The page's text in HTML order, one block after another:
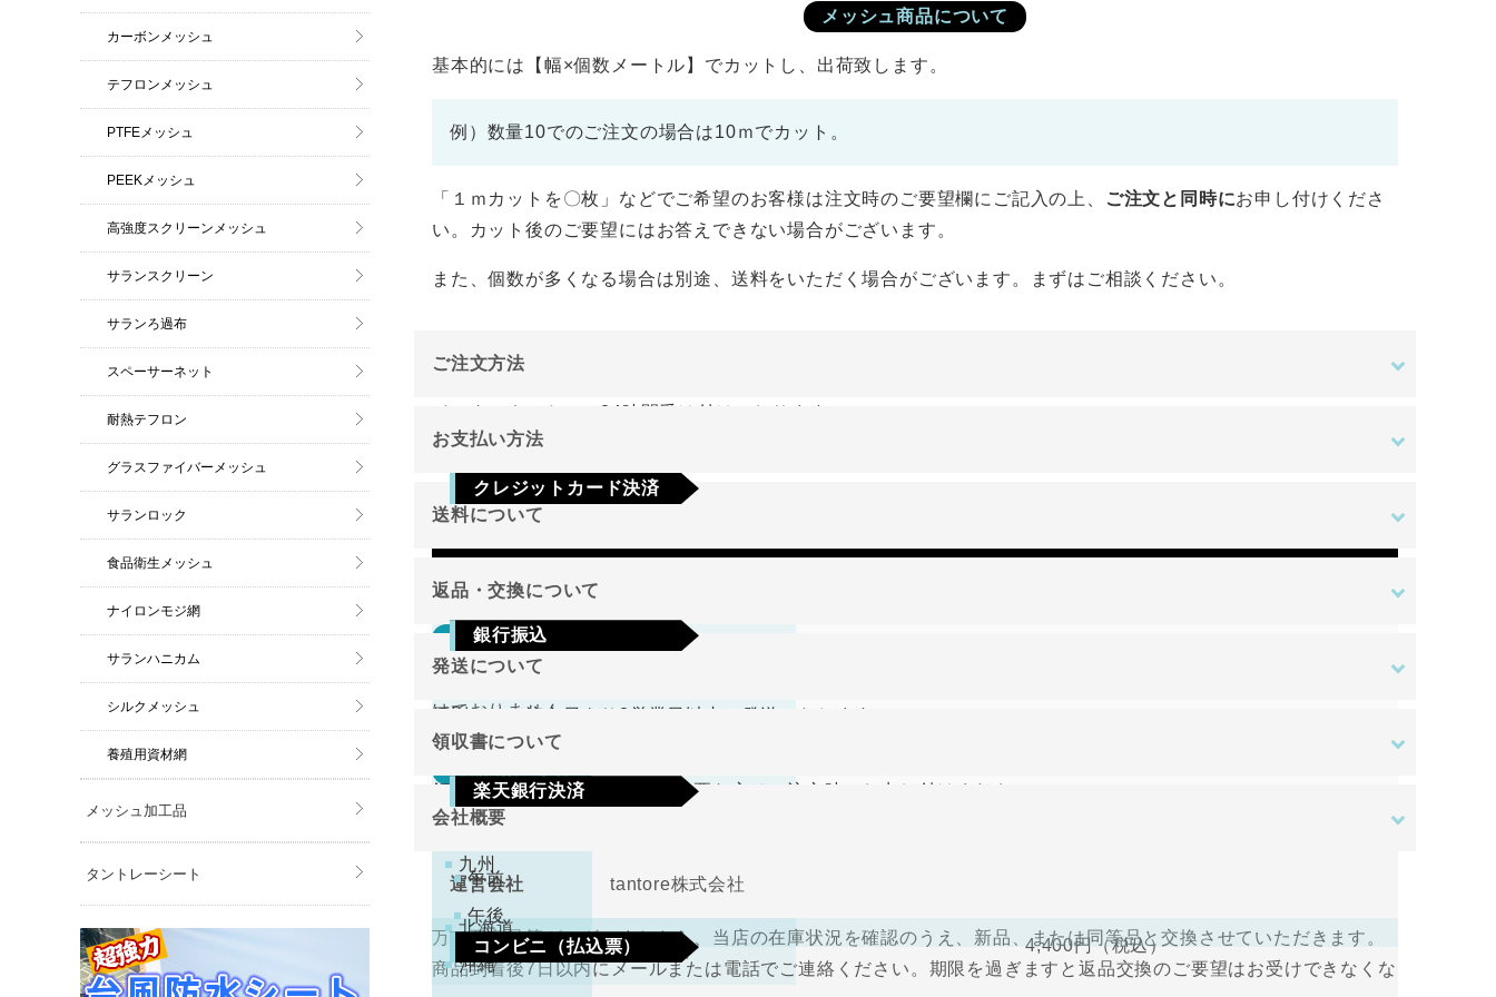
メッシュ商品について
基本的には【幅×個数メートル】でカットし、出荷致します。
例）数量10でのご注文の場合は10ｍでカット。
「１ｍカットを〇枚」などでご希望のお客様は注文時のご要望欄にご記入の上、 ご注文と同時にお申し付けくださ
い。カット後のご要望にはお答えできない場合がございます。
また、個数が多くなる場合は別途、送料をいただく場合がございます。まずはご相談ください。
ご注文方法
インターネットにて24時間受け付けております。
お支払い方法
クレジットカード決済
Visa Mastercard JCB AMEX Diners
銀行振込
金確認後から4～5日営業日以内の商品手配となります。手数料はご負担をお願いいたします。
楽天銀行決済
ください。手数料はご負担をお願いいたします。
コンビニ（払込票）
送料について
地域
東北
関東
近畿
中国
四国
九州
北海道
沖縄
4,400円（税込）
返品・交換について
返品期限･条件
切り売り商品やメーカー取り寄せ商品の場合、著しく商品に欠陥がある場合を除き、原則として返品交換を受け付
けておりません。
切り売り商品やメーカー取り寄せ商品の場合、著しく商品に欠陥がある場合を除き、原則として返品交換を受け付
不良品
万一不良品等がございましたら、当店の在庫状況を確認のうえ、新品、または同等品と交換させていただきます。
商品到着後7日以内にメールまたは電話でご連絡ください。期限を過ぎますと返品交換のご要望はお受けできなくな
発送について
原則として注文日より2営業日以内に発送いたします。
下記の選択肢からご希望の配送時間をご指定頂けます。
午前
午後
領収書について
領収書（納品書、請求書）が必要な方はご注文時にお申し付けください。
会社概要
運営会社 tantore株式会社
代表取締役 中河原 毅
カーボンメッシュ
テフロンメッシュ
PTFEメッシュ
PEEKメッシュ
高強度スクリーンメッシュ
サランスクリーン
サランろ過布
スペーサーネット
耐熱テフロン
グラスファイバーメッシュ
サランロック
食品衛生メッシュ
ナイロンモジ網
サランハニカム
シルクメッシュ
養殖用資材網
メッシュ加工品
タントレーシート